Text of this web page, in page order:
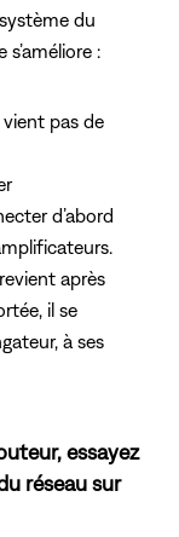
du
:
vient pas de
d’abord
après
il se
à ses
essayez
réseau sur